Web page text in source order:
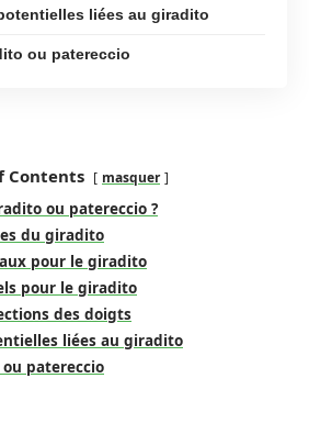
liées au giradito
ou patereccio
Contents masquer
ou patereccio ?
du giradito
pour le giradito
pour le giradito
des doigts
liées au giradito
patereccio